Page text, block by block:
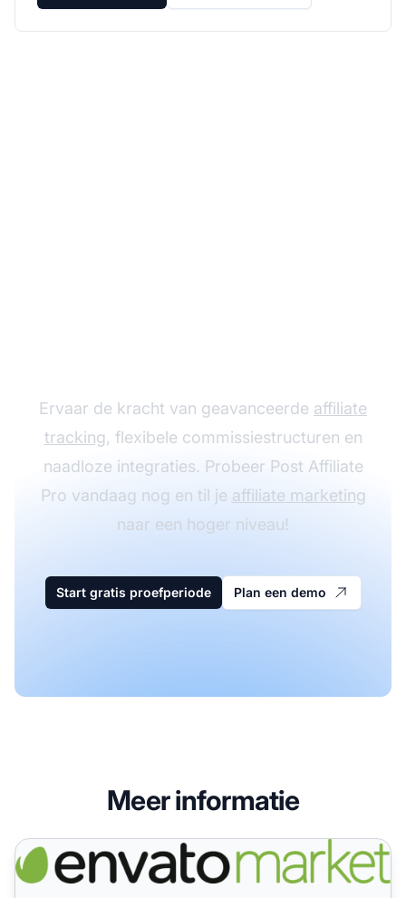
Ervaar de kracht van geavanceerde affiliate
tracking, flexibele commissiestructuren en
naadloze integraties. Probeer Post Affiliate
Pro vandaag nog en til je affiliate marketing
naar een hoger niveau!
Start gratis proefperiode Plan een demo
Meer informatie
Envatomarket Affiliate Programma